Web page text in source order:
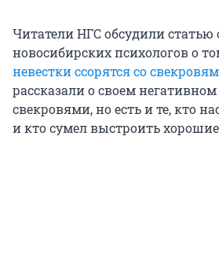
Читатели НГС обсудили
новосибирских психологов о
невестки ссорятся со
рассказали о своем
свекровями, но есть и те, кто
и кто сумел выстроить